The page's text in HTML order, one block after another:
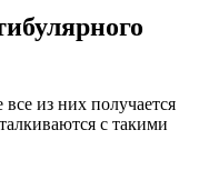
из них получается
с такими